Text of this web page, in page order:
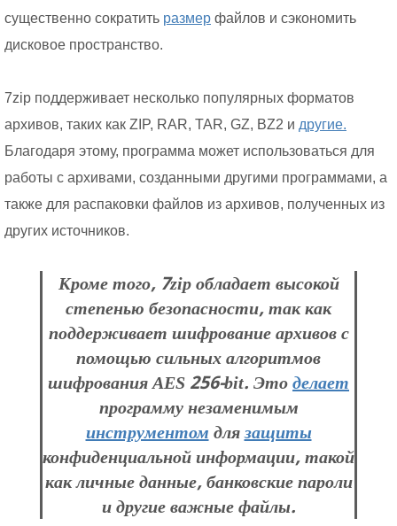
существенно сократить размер файлов и сэкономить
дисковое пространство.
7zip поддерживает несколько популярных форматов
архивов, таких как ZIP, RAR, TAR, GZ, BZ2 и другие.
Благодаря этому, программа может использоваться для
работы с архивами, созданными другими программами, а
также для распаковки файлов из архивов, полученных из
других источников.
Кроме того, 7zip обладает высокой
степенью безопасности, так как
поддерживает шифрование архивов с
помощью сильных алгоритмов
шифрования AES 256-bit. Этоделает
программу незаменимым
инструментом длязащиты
конфиденциальной информации, такой
как личные данные, банковские пароли
и другие важные файлы.